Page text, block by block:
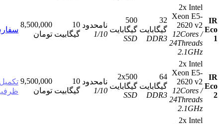
32
گیگابایت
DDR3
500
گیگابایت
SSD
نامحدود
1/10
10
گیگابیت
8,500,000
تومان
سفارش
64
گیگابایت
DDR3
2x500
گیگابایت
SSD
نامحدود
1/10
10
گیگابیت
9,500,000
تومان
تکمیل
ظرفیت